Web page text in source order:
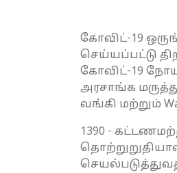
கோவிட்-19
செய்யப்பட்டு
கோவிட்-19
அரசாங்க
வங்கி மற்றும்
1390 -